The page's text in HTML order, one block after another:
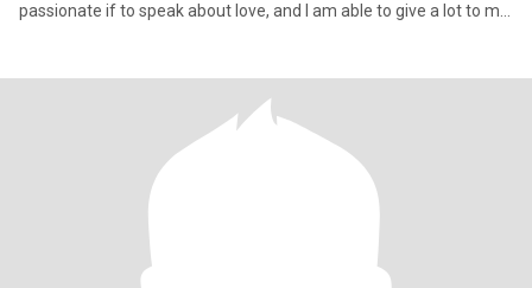
passionate if to speak about love, and I am able to give a lot to my